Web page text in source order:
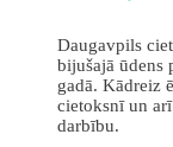
Daugavpils
bijušajā ūdens
gadā. Kādreiz
cietoksnī un
darbību.